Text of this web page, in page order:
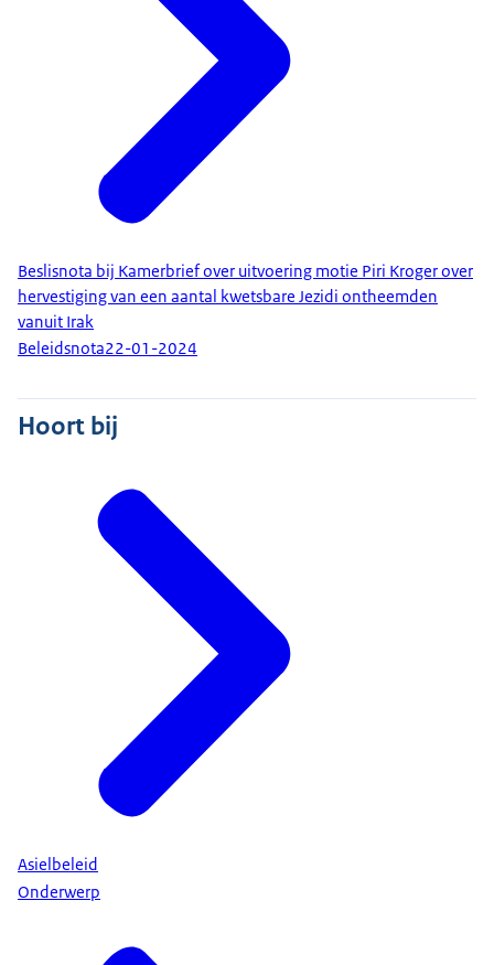
Beslisnota bij Kamerbrief over uitvoering motie Piri Kroger over
hervestiging van een aantal kwetsbare Jezidi ontheemden
vanuit Irak
Beleidsnota22-01-2024
Hoort bij
Asielbeleid
Onderwerp